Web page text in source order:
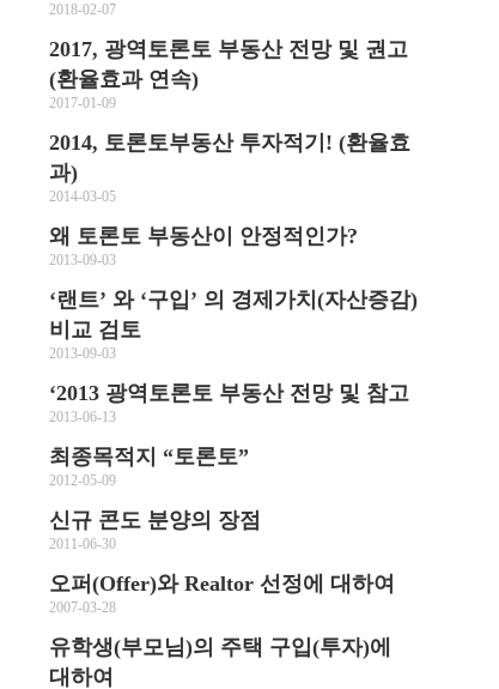
2018-02-07
2017, 광역토론토 부동산 전망 및 권고
(환율효과 연속)
2017-01-09
2014, 토론토부동산 투자적기! (환율효
과)
2014-03-05
왜 토론토 부동산이 안정적인가?
2013-09-03
‘랜트’ 와 ‘구입’ 의 경제가치(자산증감)
비교 검토
2013-09-03
‘2013 광역토론토 부동산 전망 및 참고
2013-06-13
최종목적지 “토론토”
2012-05-09
신규 콘도 분양의 장점
2011-06-30
오퍼(Offer)와 Realtor 선정에 대하여
2007-03-28
유학생(부모님)의 주택 구입(투자)에
대하여